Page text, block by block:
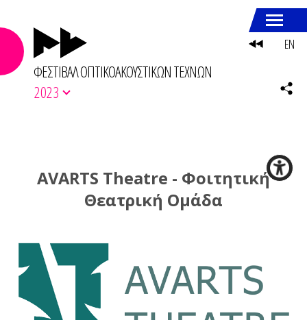
ΦΕΣΤΙΒΑΛ ΟΠΤΙΚΟΑΚΟΥΣΤΙΚΩΝ ΤΕΧΝΩΝ
2023
AVARTS Theatre - Φοιτητική
Θεατρική Ομάδα
EN